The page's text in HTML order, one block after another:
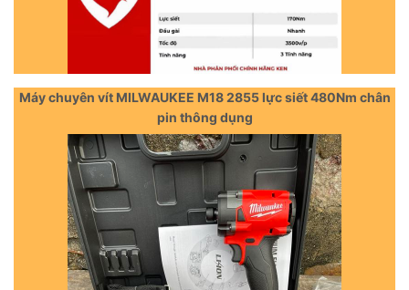
Máy chuyên vít MILWAUKEE M18 2855 lực siết 480Nm chân
pin thông dụng